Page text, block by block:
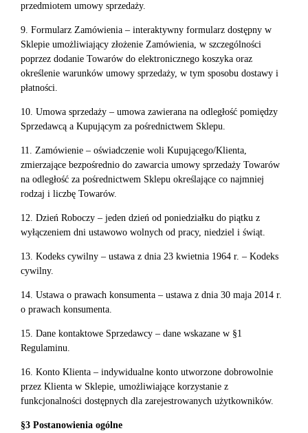
przedmiotem umowy sprzedaży.
9. Formularz Zamówienia – interaktywny formularz dostępny w
Sklepie umożliwiający złożenie Zamówienia, w szczególności
poprzez dodanie Towarów do elektronicznego koszyka oraz
określenie warunków umowy sprzedaży, w tym sposobu dostawy i
płatności.
10. Umowa sprzedaży – umowa zawierana na odległość pomiędzy
Sprzedawcą a Kupującym za pośrednictwem Sklepu.
11. Zamówienie – oświadczenie woli Kupującego/Klienta,
zmierzające bezpośrednio do zawarcia umowy sprzedaży Towarów
na odległość za pośrednictwem Sklepu określające co najmniej
rodzaj i liczbę Towarów.
12. Dzień Roboczy – jeden dzień od poniedziałku do piątku z
wyłączeniem dni ustawowo wolnych od pracy, niedziel i świąt.
13. Kodeks cywilny – ustawa z dnia 23 kwietnia 1964 r. – Kodeks
cywilny.
14. Ustawa o prawach konsumenta – ustawa z dnia 30 maja 2014 r.
o prawach konsumenta.
15. Dane kontaktowe Sprzedawcy – dane wskazane w §1
Regulaminu.
16. Konto Klienta – indywidualne konto utworzone dobrowolnie
przez Klienta w Sklepie, umożliwiające korzystanie z
funkcjonalności dostępnych dla zarejestrowanych użytkowników.
§3 Postanowienia ogólne